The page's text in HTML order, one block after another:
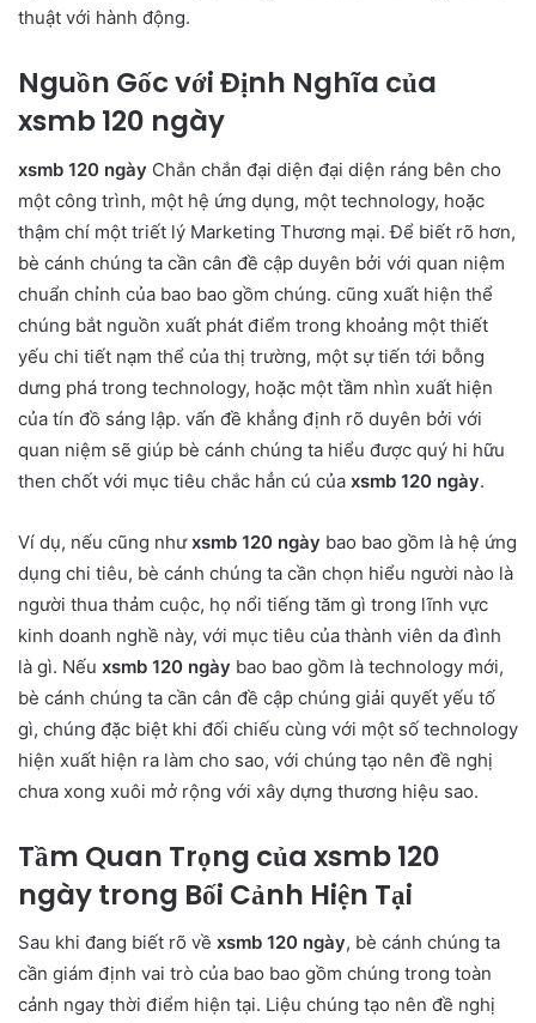
thuật với hành động.
Nguồn Gốc với Định Nghĩa của
xsmb 120 ngày
xsmb 120 ngày Chắn chắn đại diện đại diện ráng bên cho
một công trình, một hệ ứng dụng, một technology, hoặc
thậm chí một triết lý Marketing Thương mại. Để biết rõ hơn,
bè cánh chúng ta cần cân đề cập duyên bởi với quan niệm
chuẩn chỉnh của bao bao gồm chúng. cũng xuất hiện thể
chúng bắt nguồn xuất phát điểm trong khoảng một thiết
yếu chi tiết nạm thể của thị trường, một sự tiến tới bỗng
dưng phá trong technology, hoặc một tầm nhìn xuất hiện
của tín đồ sáng lập. vấn đề khẳng định rõ duyên bởi với
quan niệm sẽ giúp bè cánh chúng ta hiểu được quý hi hữu
then chốt với mục tiêu chắc hẳn cú của xsmb 120 ngày.
Ví dụ, nếu cũng nhưxsmb 120 ngày bao bao gồm là hệ ứng
dụng chi tiêu, bè cánh chúng ta cần chọn hiểu người nào là
người thua thảm cuộc, họ nổi tiếng tăm gì trong lĩnh vực
kinh doanh nghề này, với mục tiêu của thành viên da đình
là gì. Nếu xsmb 120 ngày bao bao gồm là technology mới,
bè cánh chúng ta cần cân đề cập chúng giải quyết yếu tố
gì, chúng đặc biệt khi đối chiếu cùng với một số technology
hiện xuất hiện ra làm cho sao, với chúng tạo nên đề nghị
chưa xong xuôi mở rộng với xây dựng thương hiệu sao.
Tầm Quan Trọng của xsmb 120
ngày trong Bối Cảnh Hiện Tại
Sau khi đang biết rõ về xsmb 120 ngày, bè cánh chúng ta
cần giám định vai trò của bao bao gồm chúng trong toàn
cảnh ngay thời điểm hiện tại. Liệu chúng tạo nên đề nghị